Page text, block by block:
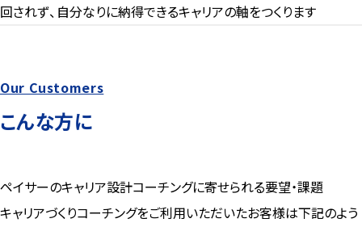
回されず、自分なりに納得できるキャリアの軸をつくります
Our Customers
こんな方に
ペイサーのキャリア設計コーチングに寄せられる要望・課題
キャリアづくりコーチングをご利用いただいたお客様は下記のよう